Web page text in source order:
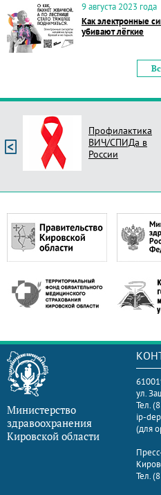
9 августа 2023 года
Как электронные
убивают лёгкие
Профилактика
ВИЧ/СПИДа в
России
Министерство
здравоохранения
Кировской области
ул.
Тел.
ip-
(для
Тел.